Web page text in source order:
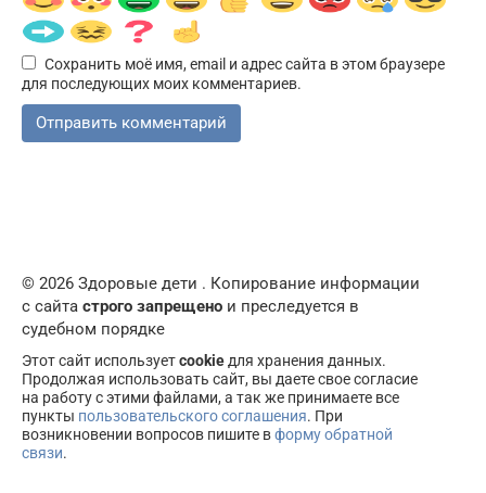
Сохранить моё имя, email и адрес сайта в этом браузере
для последующих моих комментариев.
© 2026 Здоровые дети . Копирование информации
с сайта строго запрещено и преследуется в
судебном порядке
Этот сайт используетcookieдля хранения данных.
Продолжая использовать сайт, вы даете свое согласие
на работу с этими файлами, а так же принимаете все
пункты пользовательского соглашения. При
возникновении вопросов пишите вформу обратной
связи.